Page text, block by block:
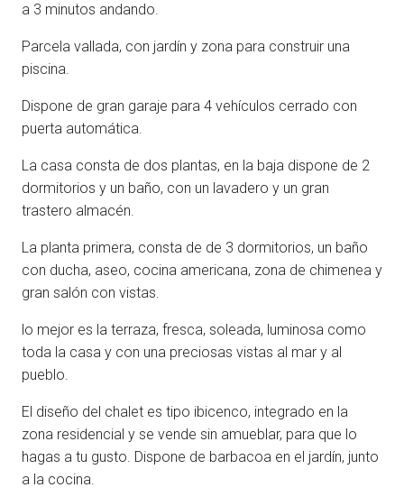
a 3 minutos andando.
Parcela vallada, con jardín y zona para construir una
piscina.
Dispone de gran garaje para 4 vehículos cerrado con
puerta automática.
La casa consta de dos plantas, en la baja dispone de 2
dormitorios y un baño, con un lavadero y un gran
trastero almacén.
La planta primera, consta de de 3 dormitorios, un baño
con ducha, aseo, cocina americana, zona de chimenea y
gran salón con vistas.
lo mejor es la terraza, fresca, soleada, luminosa como
toda la casa y con una preciosas vistas al mar y al
pueblo.
El diseño del chalet es tipo ibicenco, integrado en la
zona residencial y se vende sin amueblar, para que lo
hagas a tu gusto. Dispone de barbacoa en el jardín, junto
a la cocina.